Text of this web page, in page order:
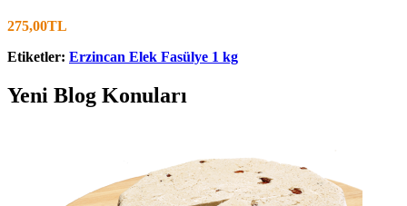
275,00TL
Etiketler: Erzincan Elek Fasülye 1 kg
Yeni Blog Konuları